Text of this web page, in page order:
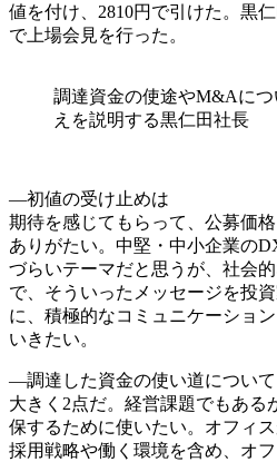
値を付け、2810円で引けた。黒
で上場会見を行った。
調達資金の使途やM&Aに
えを説明する黒仁田社長
―初値の受け止めは
期待を感じてもらって、公募価
ありがたい。中堅・中小企業の
づらいテーマだと思うが、社会
で、そういったメッセージを投
に、積極的なコミュニケーショ
いきたい。
―調達した資金の使い道について
大きく2点だ。経営課題でもある
保するために使いたい。オフィ
採用戦略や働く環境を含め、オ